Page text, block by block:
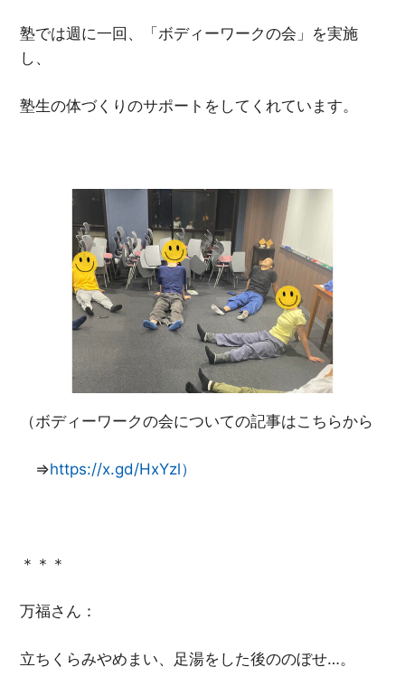
塾では週に一回、「ボディーワークの会」を実施
し、
塾生の体づくりのサポートをしてくれています。
（ボディーワークの会についての記事はこちらから
⇒https://x.gd/HxYzl）
＊＊＊
万福さん：
立ちくらみやめまい、足湯をした後ののぼせ…。